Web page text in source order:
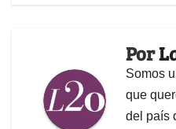
Por
Somos
que
del país